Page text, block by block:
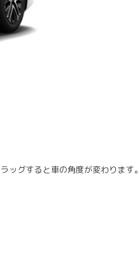
ッグすると車の角度が変わります。